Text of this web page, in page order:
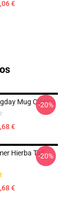
€
Mug Clásico
€
-20%
Hierba Tall
€
-20%